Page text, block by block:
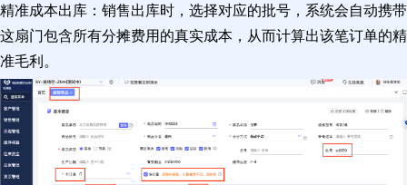
精准成本出库：销售出库时，选择对应的批号，系统会自动携带
这扇门包含所有分摊费用的真实成本，从而计算出该笔订单的精
准毛利。